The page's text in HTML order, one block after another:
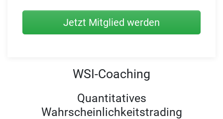
Jetzt Mitglied werden
WSI-Coaching
Quantitatives
Wahrscheinlichkeitstrading